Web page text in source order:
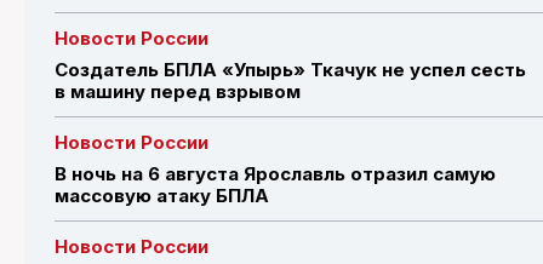
Новости России
Создатель БПЛА «Упырь» Ткачук не успел сесть
в машину перед взрывом
Новости России
В ночь на 6 августа Ярославль отразил самую
массовую атаку БПЛА
Новости России